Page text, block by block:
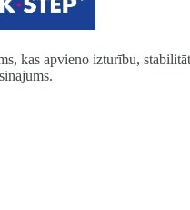
kas apvieno izturību,